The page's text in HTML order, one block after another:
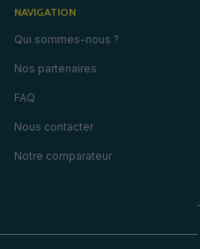
NAVIGATION
Qui sommes-nous ?
Nos partenaires
FAQ
Nous contacter
Notre comparateur